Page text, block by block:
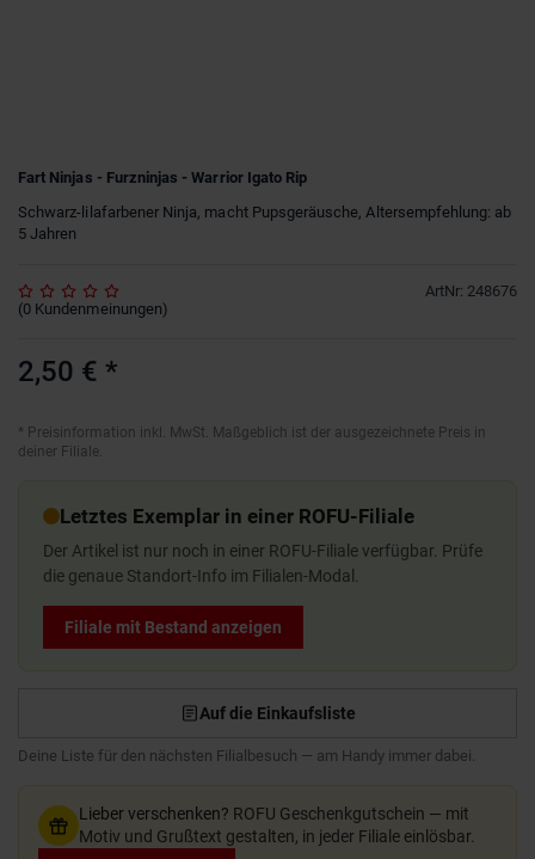
Fart Ninjas - Furzninjas - Warrior Igato Rip
Schwarz-lilafarbener Ninja, macht Pupsgeräusche, Altersempfehlung: ab
5 Jahren
ArtNr: 248676
(0 Kundenmeinungen)
2,50 € *
* Preisinformation inkl. MwSt. Maßgeblich ist der ausgezeichnete Preis in
deiner Filiale.
Letztes Exemplar in einer ROFU-Filiale
Der Artikel ist nur noch in einer ROFU-Filiale verfügbar. Prüfe
die genaue Standort-Info im Filialen-Modal.
Filiale mit Bestand anzeigen
Auf die Einkaufsliste
Deine Liste für den nächsten Filialbesuch — am Handy immer dabei.
Lieber verschenken? ROFU Geschenkgutschein — mit
Motiv und Grußtext gestalten, in jeder Filiale einlösbar.